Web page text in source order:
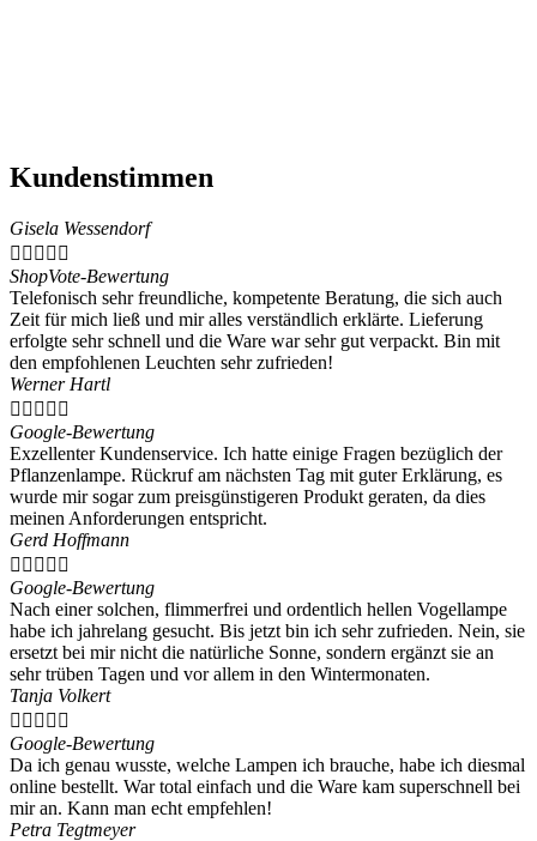
Kundenstimmen
Gisela Wessendorf
    
ShopVote-Bewertung
Telefonisch sehr freundliche, kompetente Beratung, die sich auch
Zeit für mich ließ und mir alles verständlich erklärte. Lieferung
erfolgte sehr schnell und die Ware war sehr gut verpackt. Bin mit
den empfohlenen Leuchten sehr zufrieden!
Werner Hartl
    
Google-Bewertung
Exzellenter Kundenservice. Ich hatte einige Fragen bezüglich der
Pflanzenlampe. Rückruf am nächsten Tag mit guter Erklärung, es
wurde mir sogar zum preisgünstigeren Produkt geraten, da dies
meinen Anforderungen entspricht.
Gerd Hoffmann
    
Google-Bewertung
Nach einer solchen, flimmerfrei und ordentlich hellen Vogellampe
habe ich jahrelang gesucht. Bis jetzt bin ich sehr zufrieden. Nein, sie
ersetzt bei mir nicht die natürliche Sonne, sondern ergänzt sie an
sehr trüben Tagen und vor allem in den Wintermonaten.
Tanja Volkert
    
Google-Bewertung
Da ich genau wusste, welche Lampen ich brauche, habe ich diesmal
online bestellt. War total einfach und die Ware kam superschnell bei
mir an. Kann man echt empfehlen!
Petra Tegtmeyer